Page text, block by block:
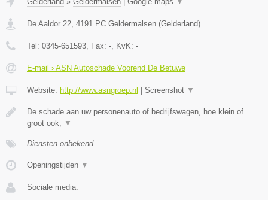
De Aaldor 22, 4191 PC Geldermalsen (Gelderland)
Tel: 0345-651593, Fax: -, KvK: -
E-mail › ASN Autoschade Voorend De Betuwe
Website: http://www.asngroep.nl Screenshot ▼
De schade aan uw personenauto of bedrijfswagen, hoe klein of
groot ook, ▼
Diensten onbekend
Openingstijden ▼
Sociale media: